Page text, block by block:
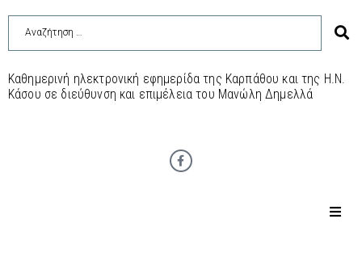
Καθημερινή ηλεκτρονική εφημερίδα της Καρπάθου και της Η.Ν.
Κάσου σε διεύθυνση και επιμέλεια του Μανώλη Δημελλά